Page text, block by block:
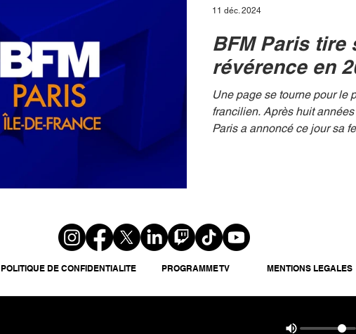
BFM Paris tire
révérence en
Une page se tourne pour le
francilien. Après huit années
Paris a annoncé ce jour sa
11 déc. 2024
MENTIONS LEGALES
POLITIQUE DE CONFIDENTIALITE PROGRAMME TV